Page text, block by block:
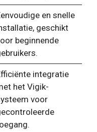
en snelle
geschikt
beginnende
integratie
het Vigik-
voor